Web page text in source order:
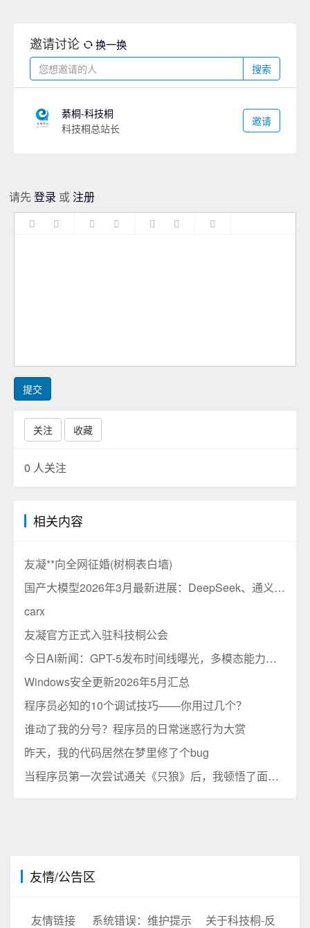
邀请讨论 换一换
搜索
綦桐-科技桐
科技桐总站长
邀请
请先登录 或注册
提交
关注 收藏
0 人关注
相关内容
友凝**向全网征婚(树桐表白墙)
国产大模型2026年3月最新进展：DeepSeek、通义千问、文心一言三强争霸格局分析
carx
友凝官方正式入驻科技桐公会
今日AI新闻：GPT-5发布时间线曝光，多模态能力将迎来质的飞跃
Windows安全更新2026年5月汇总
程序员必知的10个调试技巧——你用过几个？
谁动了我的分号？程序员的日常迷惑行为大赏
昨天，我的代码居然在梦里修了个bug
当程序员第一次尝试通关《只狼》后，我顿悟了面向对象编程的真谛
友情/公告区
友情链接 系统错误：维护提示 关于科技桐-反